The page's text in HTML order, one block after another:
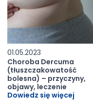
01.05.2023
Choroba Dercuma
(tłuszczakowatość
bolesna) – przyczyny,
objawy, leczenie
Dowiedz się więcej